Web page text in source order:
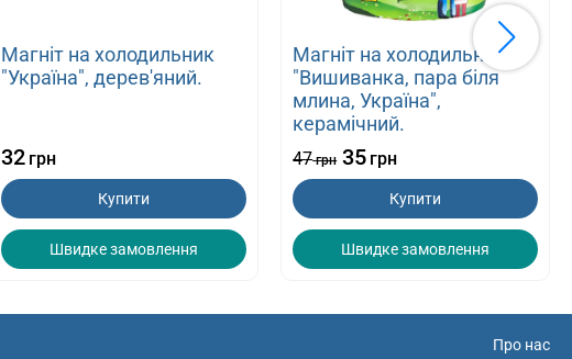
Магніт на холодильник
"Україна", дерев'яний.
32 грн
Купити
Швидке замовлення
Магніт на холодильник
"Вишиванка, пара біля
млина, Україна",
керамічний.
47 грн 35 грн
Купити
Швидке замовлення
Про нас